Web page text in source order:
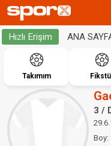
Hızlı Erişim ANA
Takımım
3 /
Boy: